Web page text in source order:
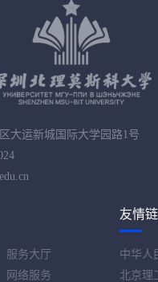
大运新城国际大学园路1号
服务大厅
网络服务
友情
中华人
北京理